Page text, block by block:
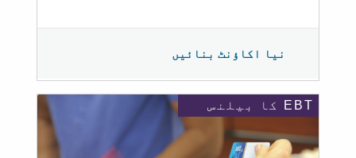
نیا اکاؤنٹ بنائیں
EBT کا بیلنس